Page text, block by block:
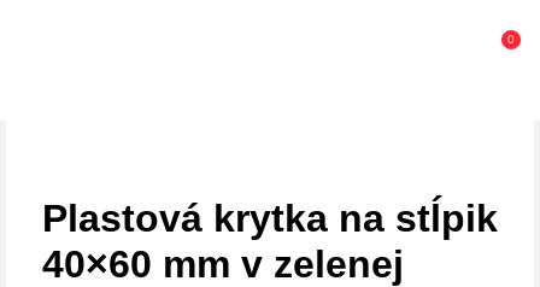
0
Plastová krytka na stĺpik
40×60 mm v zelenej